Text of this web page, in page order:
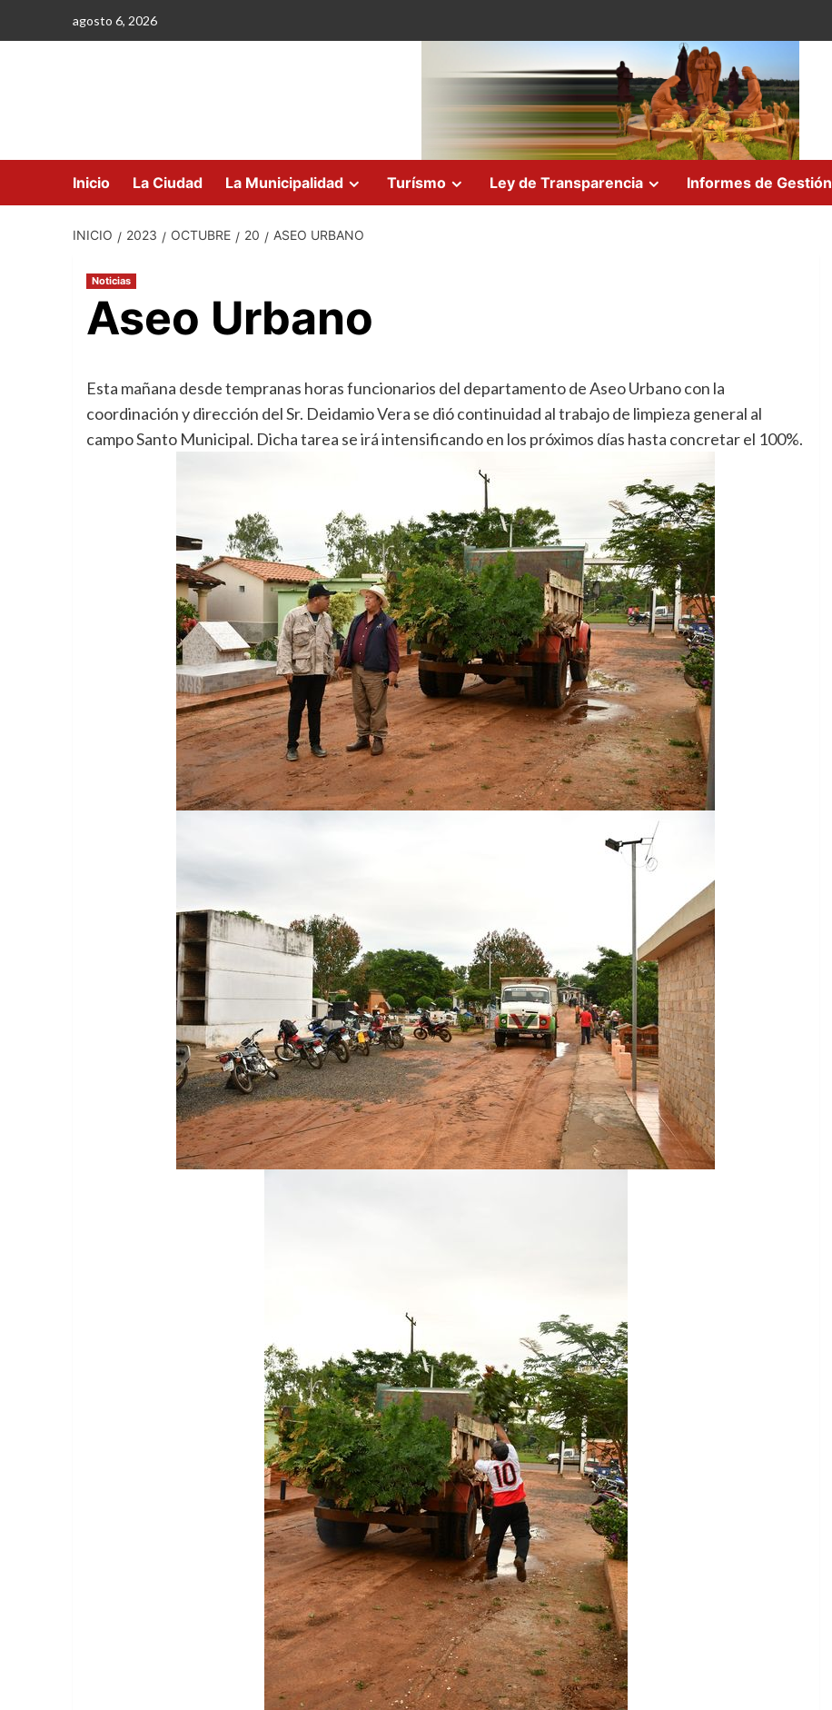
agosto 6, 2026
Inicio La Ciudad La Municipalidad Turísmo Ley de Transparencia Informes de Gestión
INICIO 2023 OCTUBRE 20 ASEO URBANO
Noticias
Aseo Urbano
Esta mañana desde tempranas horas funcionarios del departamento de Aseo Urbano con la
coordinación y dirección del Sr. Deidamio Vera se dió continuidad al trabajo de limpieza general al
campo Santo Municipal. Dicha tarea se irá intensificando en los próximos días hasta concretar el 100%.